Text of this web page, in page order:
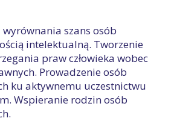
wyrównania szans osób
intelektualną. Tworzenie
praw człowieka wobec
Prowadzenie osób
ku aktywnemu uczestnictwu
Wspieranie rodzin osób